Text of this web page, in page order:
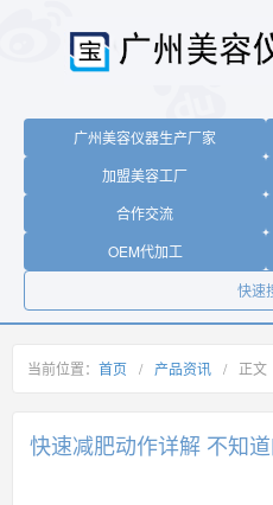
广州美容仪器生产厂家
加盟美容工厂
合作交流
OEM代加工
快速
当前位置： 首页 / 产品资讯 / 正文
快速减肥动作详解 不知